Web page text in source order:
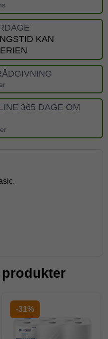
KAN
365 DAGE OM
produkter
-31%